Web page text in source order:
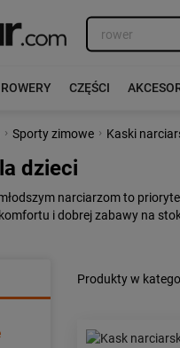
ROWERY CZĘŚCI
› Sporty zimowe › Kaski
dzieci
narciarzom to
i dobrej zabawy na
Produkty w